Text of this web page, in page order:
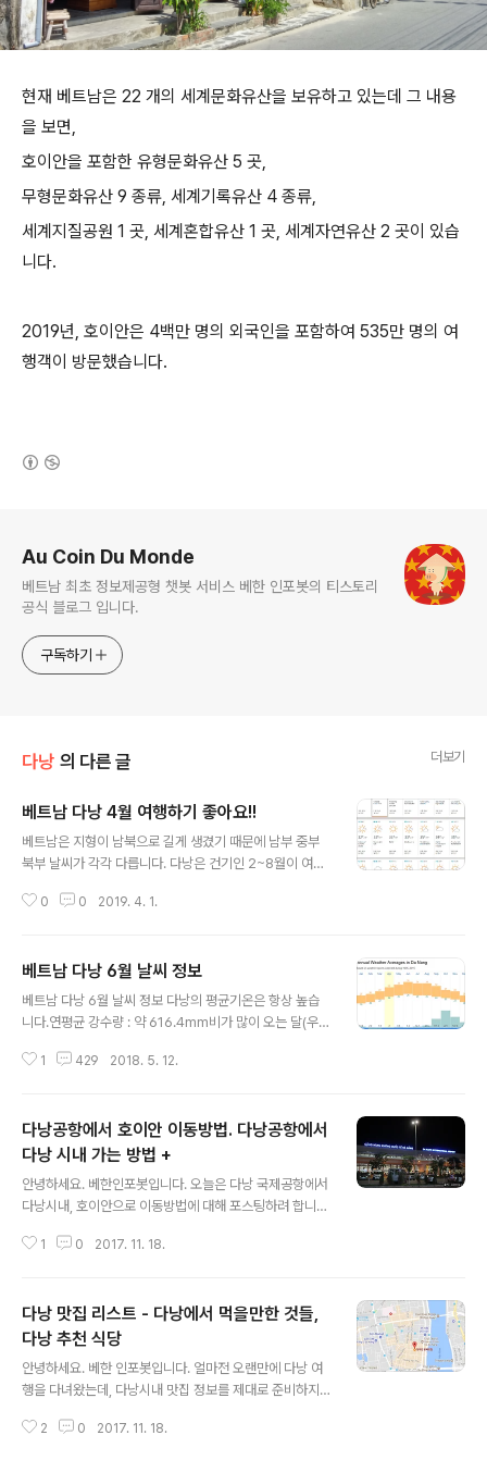
현재 베트남은 22 개의 세계문화유산을 보유하고 있는데 그 내용
을 보면,
호이안을 포함한 유형문화유산 5 곳,
무형문화유산 9 종류, 세계기록유산 4 종류,
세계지질공원 1 곳, 세계혼합유산 1 곳, 세계자연유산 2 곳이 있습
니다.
2019년, 호이안은 4백만 명의 외국인을 포함하여 535만 명의 여
행객이 방문했습니다.
Au Coin Du Monde
베트남 최초 정보제공형 챗봇 서비스 베한 인포봇의 티스토리
공식 블로그 입니다.
구독하기
다낭 의 다른 글 더보기
베트남 다낭 4월 여행하기 좋아요!!
베트남은 지형이 남북으로 길게 생겼기 때문에 남부 중부
북부 날씨가 각각 다릅니다. 다낭은 건기인 2~8월이 여행
여행중 갑자기 비가 올 확률이 높습니다.././ 개인적으로는
고기온 27 도 29 도 31 도 평균 최저기온 22 도 23 도 2
8 도 강수량 30 mm 30 mm 60 mm 강우일 수 3일 3
일 5일 4월의 다낭 날씨 4월의 다낭은 봄의 마지막 날의
광객들은 해변에서 시간을 보내거나, 지역 어부들의 축제
0 0 2019. 4. 1.
베트남 다낭 6월 날씨 정보
베트남 다낭 6월 날씨 정보 다낭의 평균기온은 항상 높습
니다.연평균 강수량 : 약 616.4mm비가 많이 오는 달(우
원한 달 : 1월 가장 비가 많이 오는 달 : 10월(이 기간은 비
달이기도 하고...여행가시는 분이 많으실텐데요~베트남 다
낭의 날씨는...가장 더운 달입니다ㅠ 월 최고 기온 최저 기
온 비 오는날 수 1 25도 19도 6 2 26도 20도 2 3 28도
22도 2 4 31도 23도 2 5 33도 25도 3 6 34도 26도 3
7 34도 26도 5 8 34도 25도 6 9 32도 24도 10 10 ..
1 429 2018. 5. 12.
다낭공항에서 호이안 이동방법. 다낭공항에서
다낭 시내 가는 방법 +
안녕하세요. 베한인포봇입니다. 오늘은 다낭 국제공항에서
다낭시내, 호이안으로 이동방법에 대해 포스팅하려 합니
(약 2km정도) 시내에 있는 호텔까지는 5~10만동 내외,
나 Mai Linh 택시를 추천합니다. 우버나 그랩도 있지만 늦
은 밤에는 위험할 수도 있으니 비추입니다. 짐이 많이 없고
혼자 여행하신다면 오토바이 택시(쌔옴)도 괜찮을 것 같습
니다. 고정 금액으로 10,000동에서 20.000동까지이니
매우 저렴한편이죠^^ 1. 공항에서 시내의 노보텔다낭 가기
2. 공항에서 미케비치 빈펄리조트 가기 3. 공항에서 호이
1 0 2017. 11. 18.
다낭 맛집 리스트 - 다낭에서 먹을만한 것들,
다낭 추천 식당
안녕하세요. 베한 인포봇입니다. 얼마전 오랜만에 다낭 여
행을 다녀왔는데, 다낭시내 맛집 정보를 제대로 준비하지
야 했습니다. 마담 란이 가격도 비싸지 않고 음식들이 나쁘
2 0 2017. 11. 18.